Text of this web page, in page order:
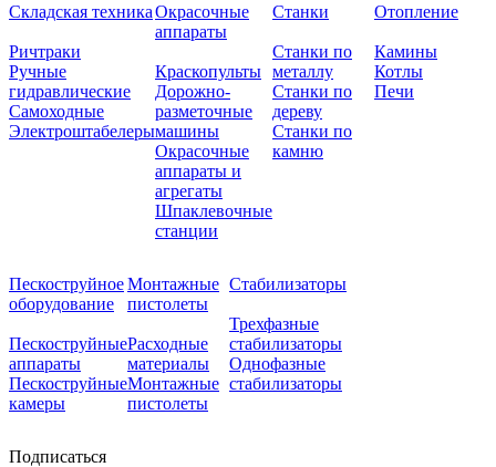
Складская техника
Ричтраки
Ручные
гидравлические
Самоходные
Электроштабелеры
Окрасочные
аппараты
Краскопульты
Дорожно-
разметочные
машины
Окрасочные
аппараты и
агрегаты
Шпаклевочные
станции
Станки
Станки по
металлу
Станки по
дереву
Станки по
камню
Отопление
Камины
Котлы
Печи
Пескоструйное
оборудование
Пескоструйные
аппараты
Пескоструйные
камеры
Монтажные
пистолеты
Расходные
материалы
Монтажные
пистолеты
Стабилизаторы
Трехфазные
стабилизаторы
Однофазные
стабилизаторы
Подписаться